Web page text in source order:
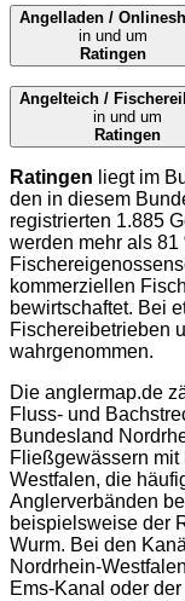
Angelladen /
in und um
Ratingen
Angelteich /
in und um
Ratingen
Ratingen liegt im
den in diesem
registrierten 1.885
werden mehr als
kommerziellen
bewirtschaftet. Bei
Fischereibetrieben
wahrgenommen.
Die anglermap.de
Fluss- und
Bundesland
Fließgewässern
Westfalen, die
Anglerverbänden
beispielsweise der
Wurm. Bei den
Nordrhein-
Ems-Kanal oder